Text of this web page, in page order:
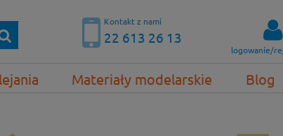
logowanie/
Kontakt z nami
22 613 26 13
Materiały modelarskie Blog